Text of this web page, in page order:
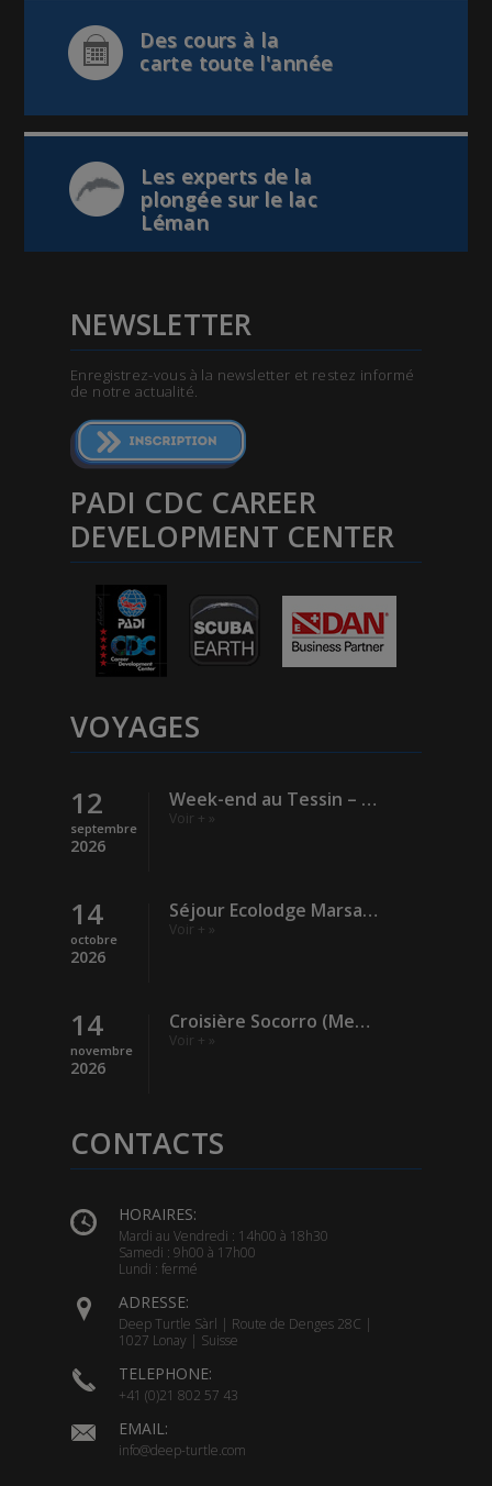
Des cours à la
carte toute l'année
Les experts de la
plongée sur le lac
Léman
NEWSLETTER
Enregistrez-vous à la newsletter et restez informé
de notre actualité.
PADI CDC CAREER
DEVELOPMENT CENTER
VOYAGES
12
septembre
2026
Week-end au Tessin – Verzasca (Rivière)
Voir + »
14
octobre
2026
Séjour Ecolodge Marsa Shagra – Egypte
Voir + »
14
novembre
2026
Croisière Socorro (Mexique)
Voir + »
CONTACTS
HORAIRES:
Mardi au Vendredi : 14h00 à 18h30
Samedi : 9h00 à 17h00
Lundi : fermé
ADRESSE:
Deep Turtle Sàrl | Route de Denges 28C |
1027 Lonay | Suisse
TELEPHONE:
+41 (0)21 802 57 43
EMAIL:
info@deep-turtle.com